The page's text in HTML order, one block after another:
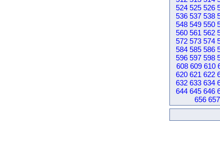
524 525 526
536 537 538
548 549 550
560 561 562
572 573 574
584 585 586
596 597 598
608 609 610
620 621 622
632 633 634
644 645 646
656 657